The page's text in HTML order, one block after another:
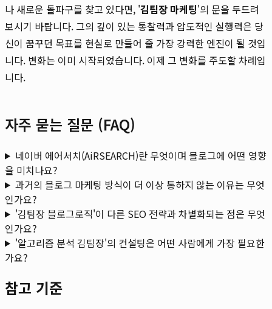
나 새로운 돌파구를 찾고 있다면, '김팀장 마케팅'의 문을 두드려
보시기 바랍니다. 그의 깊이 있는 통찰력과 압도적인 실행력은 당
신이 꿈꾸던 목표를 현실로 만들어 줄 가장 강력한 엔진이 될 것입
니다. 변화는 이미 시작되었습니다. 이제 그 변화를 주도할 차례입
니다.
자주 묻는 질문 (FAQ)
네이버 에어서치(AiRSEARCH)란 무엇이며 블로그에 어떤 영향
을 미치나요?
과거의 블로그 마케팅 방식이 더 이상 통하지 않는 이유는 무엇
인가요?
'김팀장 블로그로직'이 다른 SEO 전략과 차별화되는 점은 무엇
인가요?
'알고리즘 분석 김팀장'의 컨설팅은 어떤 사람에게 가장 필요한
가요?
참고 기준